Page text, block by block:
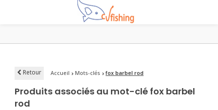
Retour Accueil Mots-clés fox barbel rod
Produits associés au mot-clé fox barbel
rod